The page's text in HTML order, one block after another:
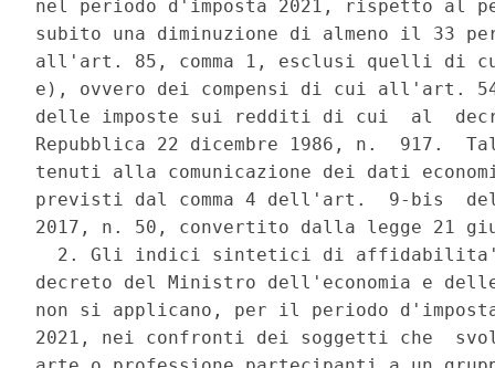
nel periodo d'imposta 2021, rispetto al
subito una diminuzione di almeno il 33
all'art. 85, comma 1, esclusi quelli di
e), ovvero dei compensi di cui all'art.
delle imposte sui redditi di cui  al
Repubblica 22 dicembre 1986, n.  917.
tenuti alla comunicazione dei dati
previsti dal comma 4 dell'art.  9-bis
2017, n. 50, convertito dalla legge 21
2. Gli indici sintetici di
decreto del Ministro dell'economia e
non si applicano, per il periodo
2021, nei confronti dei soggetti che